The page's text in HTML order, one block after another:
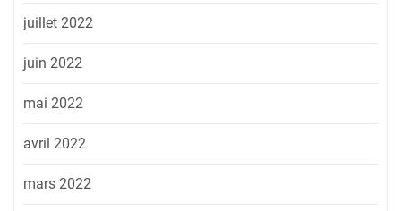
juillet 2022
juin 2022
mai 2022
avril 2022
mars 2022